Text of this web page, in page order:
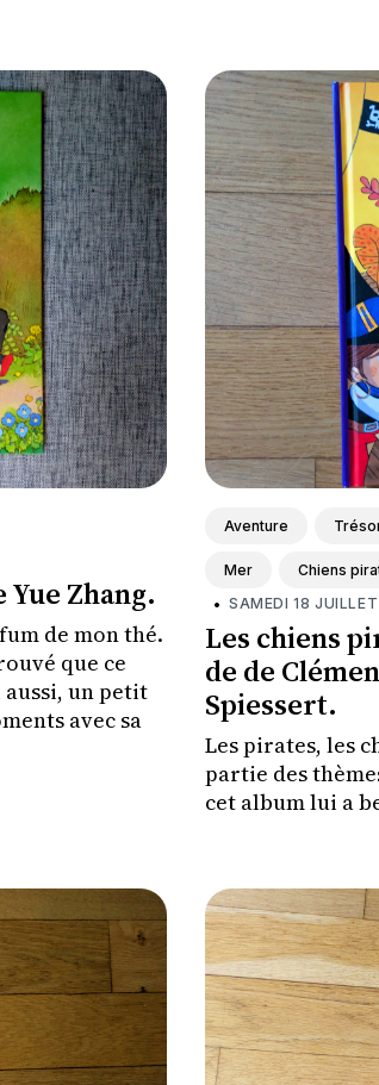
Zhang.
de mon thé.
que ce
un petit
avec sa
Aventure
Mer Chiens
• SAMEDI 18
Les chiens
de de
Spiessert.
Les pirates, les
partie des
cet album lui a